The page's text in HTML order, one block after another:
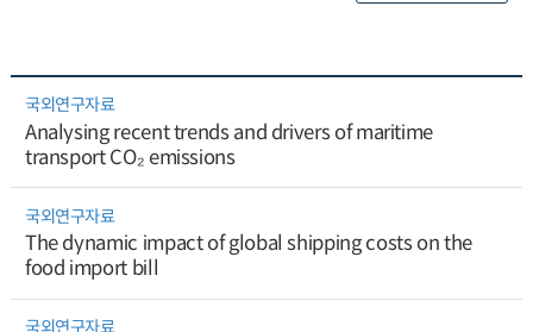
국외연구자료
Analysing recent trends and drivers of maritime
transport CO₂ emissions
국외연구자료
The dynamic impact of global shipping costs on the
food import bill
국외연구자료